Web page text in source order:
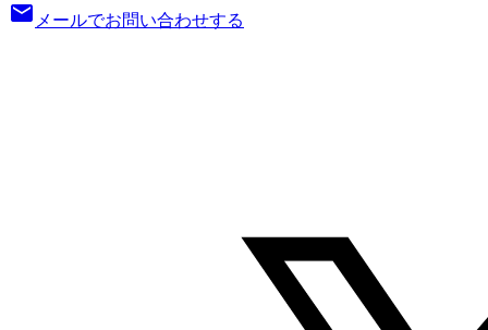
email メールでお問い合わせする